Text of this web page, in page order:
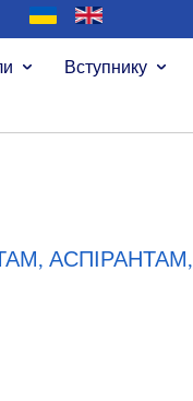
Вступнику
АСПІРАНТАМ,